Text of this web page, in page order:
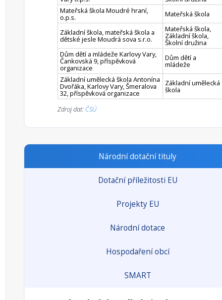
Mateřská škola Moudré hraní,
o.p.s. Mateřská škola
Základní škola, mateřská škola a
dětské jesle Moudrá sova s.r.o.
Mateřská škola,
Základní škola,
Školní družina
Dům dětí a mládeže Karlovy Vary,
Čankovská 9, příspěvková
organizace
Dům dětí a
mládeže
Základní umělecká škola Antonína
Dvořáka, Karlovy Vary, Šmeralova
32, příspěvková organizace
Základní umělecká
škola
Zdroj dat: ČSÚ
Národní dotační tituly
Dotační příležitosti EU
Projekty EU
Národní dotace
Hospodaření obcí
SMART